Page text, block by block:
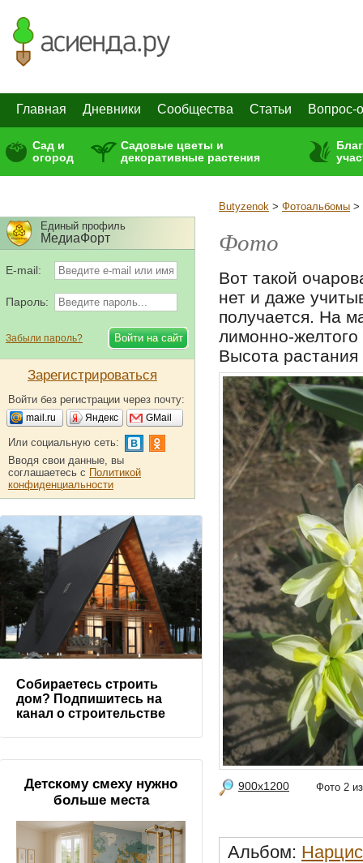
Главная Дневники Сообщества Статьи Вопрос-
Сад и
огород
Садовые цветы и
декоративные растения
Butyzenok > Фотоальбомы >
Фото
Вот такой
нет и даже
получается. На
лимонно-
Высота
900x1200 Фото 2
Альбом:
Единый профиль
МедиаФорт
E-mail:
Пароль:
Забыли пароль?
Зарегистрироваться
Войти без регистрации через почту:
mail.ru Яндекс GMail
Или социальную сеть:
Вводя свои данные, вы
соглашаетесь с Политикой
конфиденциальности
Собираетесь строить
дом? Подпишитесь на
канал о строительстве
Детскому смеху нужно
больше места